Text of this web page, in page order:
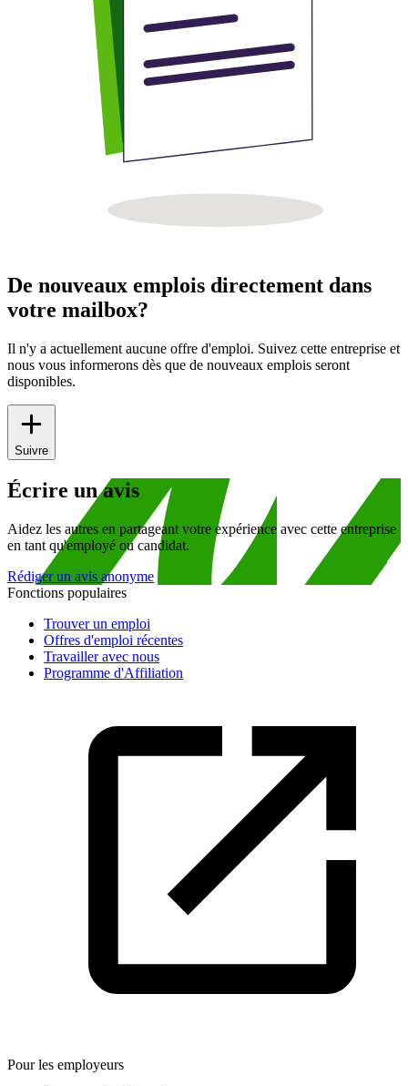
De nouveaux emplois directement dans
votre mailbox?
Il n'y a actuellement aucune offre d'emploi. Suivez cette entreprise et
nous vous informerons dès que de nouveaux emplois seront
disponibles.
Suivre
Écrire un avis
Aidez les autres en partageant votre expérience avec cette entreprise
en tant qu'employé ou candidat.
Rédiger un avis anonyme
Fonctions populaires
Trouver un emploi
Offres d'emploi récentes
Travailler avec nous
Programme d'Affiliation
Pour les employeurs